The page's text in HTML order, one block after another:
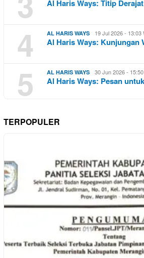
Al Haris Ways: Titip
4 AL HARIS WAYS 19 Jul 2026 - 13:03
Al Haris Ways: Kunjungan
5 AL HARIS WAYS 30 Jun 2026 -
Al Haris Ways: Pesan
TERPOPULER